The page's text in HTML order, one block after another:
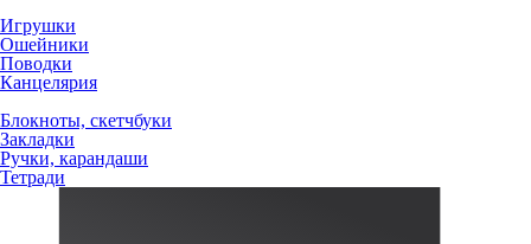
Игрушки
Ошейники
Поводки
Канцелярия
Блокноты, скетчбуки
Закладки
Ручки, карандаши
Тетради